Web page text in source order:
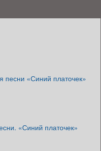
песни «Синий платочек»
«Синий платочек»